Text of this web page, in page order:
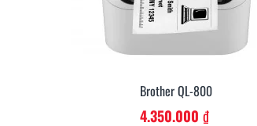
Thêm Vào Giỏ
Brother QL-810W
5.940.000 ₫